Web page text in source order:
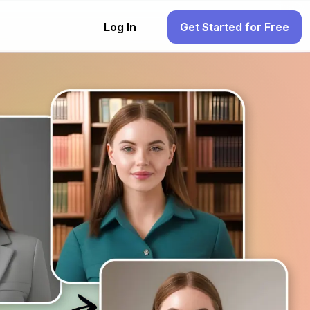
Log In Get Started for Free